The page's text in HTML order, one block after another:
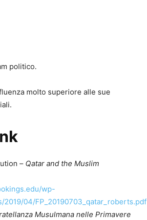
politico.
molto superiore alle sue
– Qatar and the Muslim
wp-
2019/04/FP_20190703_qatar_roberts.pdf
Musulmana nelle Primavere